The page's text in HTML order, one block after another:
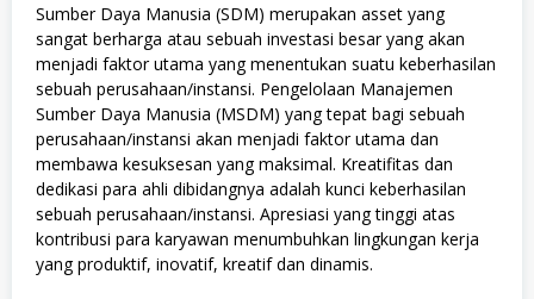
Sumber Daya Manusia (SDM) merupakan asset yang
sangat berharga atau sebuah investasi besar yang akan
menjadi faktor utama yang menentukan suatu keberhasilan
sebuah perusahaan/instansi. Pengelolaan Manajemen
Sumber Daya Manusia (MSDM) yang tepat bagi sebuah
perusahaan/instansi akan menjadi faktor utama dan
membawa kesuksesan yang maksimal. Kreatifitas dan
dedikasi para ahli dibidangnya adalah kunci keberhasilan
sebuah perusahaan/instansi. Apresiasi yang tinggi atas
kontribusi para karyawan menumbuhkan lingkungan kerja
yang produktif, inovatif, kreatif dan dinamis.